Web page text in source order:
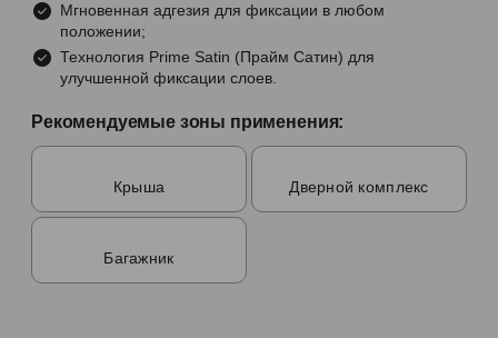
Мгновенная адгезия для фиксации в любом
положении;
Технология Prime Satin (Прайм Сатин) для
улучшенной фиксации слоев.
Рекомендуемые зоны применения:
Крыша Дверной комплекс
Багажник